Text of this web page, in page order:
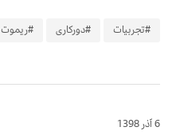
#تجربیات #دورکاری #ریموت
6 آذر 1398